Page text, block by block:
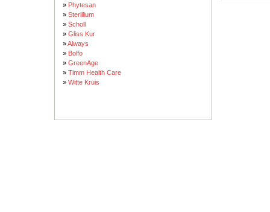
» Phytesan
» Sterillium
» Scholl
» Gliss Kur
»Always
» Bolfo
» GreenAge
» Timm Health Care
» Witte Kruis